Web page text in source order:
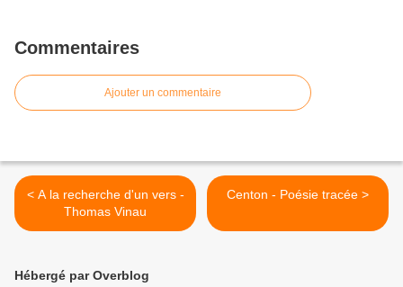
Commentaires
Ajouter un commentaire
< A la recherche d'un vers -
Thomas Vinau
Centon - Poésie tracée >
Hébergé par Overblog